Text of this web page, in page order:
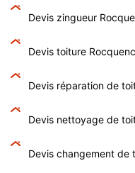
Devis zingueur
Devis toiture
Devis réparation de
Devis nettoyage de
Devis changement de